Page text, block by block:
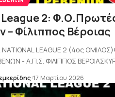
2:
– Φίλιππος Βέροιας
LEAGUE 2 (4ος
- Α.Π.Σ. ΦΙΛΙΠΠΟΣ
17 Μαρτίου 2026